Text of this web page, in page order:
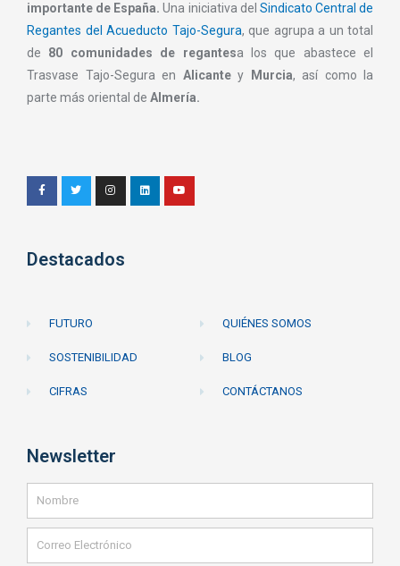
importante de España.Una iniciativa del Sindicato Central de
Regantes del Acueducto Tajo-Segura, que agrupa a un total
de 80 comunidades de regantesa los que abastece el
Trasvase Tajo-Segura en Alicante y Murcia, así como la
parte más oriental de Almería.
Destacados
FUTURO
SOSTENIBILIDAD
CIFRAS
QUIÉNES SOMOS
BLOG
CONTÁCTANOS
Newsletter